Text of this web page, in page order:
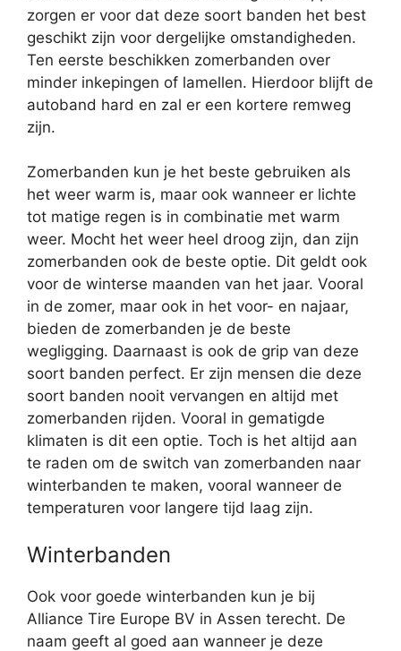
zorgen er voor dat deze soort banden het best
geschikt zijn voor dergelijke omstandigheden.
Ten eerste beschikken zomerbanden over
minder inkepingen of lamellen. Hierdoor blijft de
autoband hard en zal er een kortere remweg
zijn.
Zomerbanden kun je het beste gebruiken als
het weer warm is, maar ook wanneer er lichte
tot matige regen is in combinatie met warm
weer. Mocht het weer heel droog zijn, dan zijn
zomerbanden ook de beste optie. Dit geldt ook
voor de winterse maanden van het jaar. Vooral
in de zomer, maar ook in het voor- en najaar,
bieden de zomerbanden je de beste
wegligging. Daarnaast is ook de grip van deze
soort banden perfect. Er zijn mensen die deze
soort banden nooit vervangen en altijd met
zomerbanden rijden. Vooral in gematigde
klimaten is dit een optie. Toch is het altijd aan
te raden om de switch van zomerbanden naar
winterbanden te maken, vooral wanneer de
temperaturen voor langere tijd laag zijn.
Winterbanden
Ook voor goede winterbanden kun je bij
Alliance Tire Europe BV in Assen terecht. De
naam geeft al goed aan wanneer je deze